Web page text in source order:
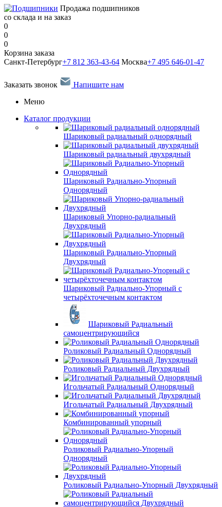
Продажа подшипников
со склада и на заказ
0
0
0
Корзина заказа
Санкт-Петербург+7 812 363-43-64 Москва+7 495 646-01-47
Заказать звонок
Напишите нам
Меню
Каталог продукции
Шариковый радиальный однорядный
Шариковый радиальный двухрядный
Шариковый Радиально-Упорный
Однорядный
Шариковый Упорно-радиальный
Двухрядный
Шариковый Радиально-Упорный
Двухрядный
Шариковый Радиально-Упорный с
четырёхточечным контактом
Шариковый Радиальный
самоцентрирующийся
Роликовый Радиальный Однорядный
Роликовый Радиальный Двухрядный
Игольчатый Радиальный Однорядный
Игольчатый Радиальный Двухрядный
Комбинированный упорный
Роликовый Радиально-Упорный
Однорядный
Роликовый Радиально-Упорный Двухрядный